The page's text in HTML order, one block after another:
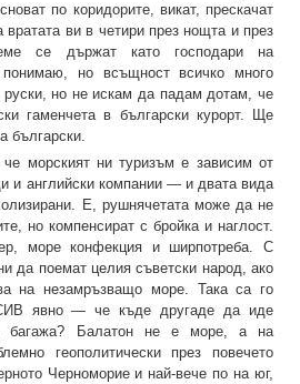
по коридорите, викат, прескачат
вратата ви в четири през нощта и през
се държат като господари на
но всъщност всичко много
но не искам да падам дотам, че
гаменчета в български курорт. Ще
български.
морският ни туризъм е зависим от
и английски компании — и двата вида
Е, рушнячетата може да не
но компенсират с бройка и наглост.
море конфекция и ширпотреба. С
да поемат целия съветски народ, ако
на незамръзващо море. Така са го
явно — че къде другаде да иде
багажа? Балатон не е море, а на
геополитически през повечето
Черноморие и най-вече по на юг,